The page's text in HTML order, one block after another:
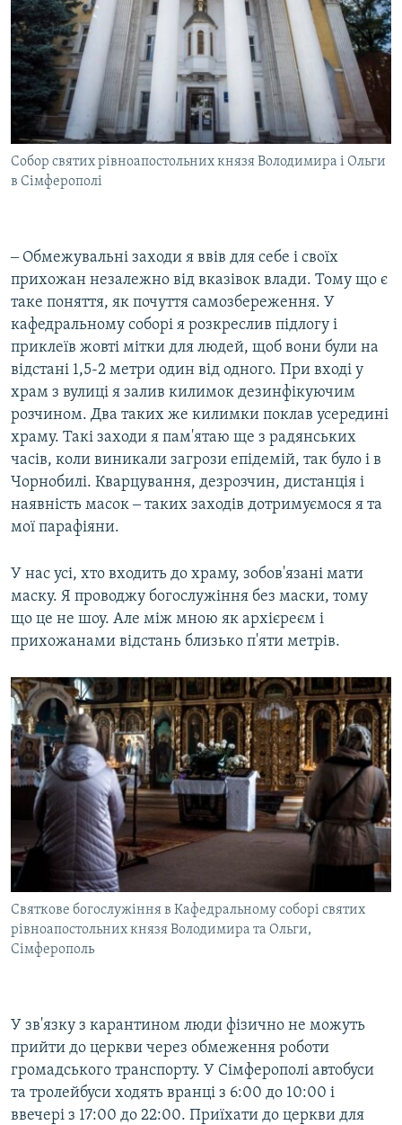
Собор святих рівноапостольних князя Володимира і Ольги
в Сімферополі
‒ Обмежувальні заходи я ввів для себе і своїх
прихожан незалежно від вказівок влади. Тому що є
таке поняття, як почуття самозбереження. У
кафедральному соборі я розкреслив підлогу і
приклеїв жовті мітки для людей, щоб вони були на
відстані 1,5-2 метри один від одного. При вході у
храм з вулиці я залив килимок дезинфікуючим
розчином. Два таких же килимки поклав усередині
храму. Такі заходи я пам'ятаю ще з радянських
часів, коли виникали загрози епідемій, так було і в
Чорнобилі. Кварцування, дезрозчин, дистанція і
наявність масок ‒ таких заходів дотримуємося я та
мої парафіяни.
У нас усі, хто входить до храму, зобов'язані мати
маску. Я проводжу богослужіння без маски, тому
що це не шоу. Але між мною як архієреєм і
прихожанами відстань близько п'яти метрів.
Святкове богослужіння в Кафедральному соборі святих
рівноапостольних князя Володимира та Ольги,
Сімферополь
У зв'язку з карантином люди фізично не можуть
прийти до церкви через обмеження роботи
громадського транспорту. У Сімферополі автобуси
та тролейбуси ходять вранці з 6:00 до 10:00 і
ввечері з 17:00 до 22:00. Приїхати до церкви для